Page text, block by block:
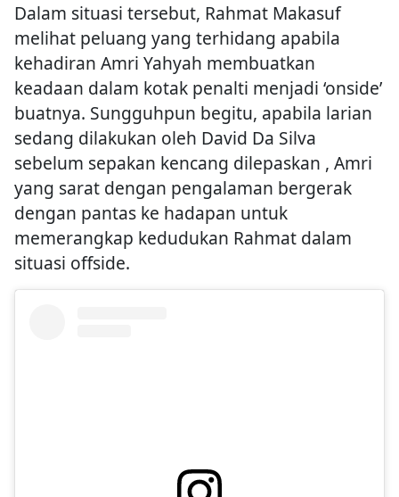
Dalam situasi tersebut, Rahmat Makasuf
melihat peluang yang terhidang apabila
kehadiran Amri Yahyah membuatkan
keadaan dalam kotak penalti menjadi ‘onside’
buatnya. Sungguhpun begitu, apabila larian
sedang dilakukan oleh David Da Silva
sebelum sepakan kencang dilepaskan , Amri
yang sarat dengan pengalaman bergerak
dengan pantas ke hadapan untuk
memerangkap kedudukan Rahmat dalam
situasi offside.